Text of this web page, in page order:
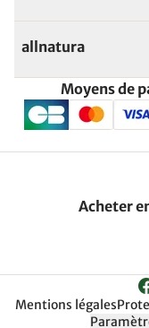
allnatura
Moyens de
Acheter
Mentions légales